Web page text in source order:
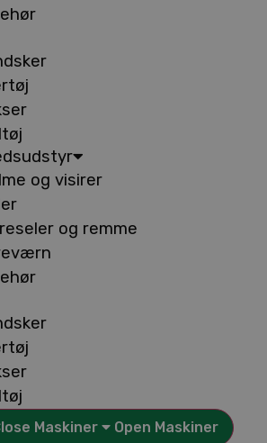
og visirer
og remme
Maskiner Open Maskiner